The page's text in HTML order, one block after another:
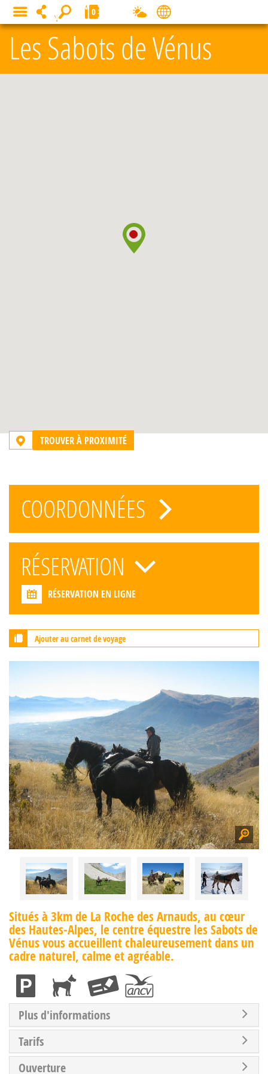
Les Sabots de Vénus
TROUVER À PROXIMITÉ
COORDONNÉES
RÉSERVATION
RÉSERVATION EN LIGNE
Ajouter au carnet de voyage
Situés à 3km de La Roche des Arnauds, au cœur
des Hautes-Alpes, le centre équestre les Sabots de
Vénus vous accueillent chaleureusement dans un
cadre naturel, calme et agréable.
Plus d'informations
Tarifs
Ouverture
MENU 0
Panneau de gestion des cookies